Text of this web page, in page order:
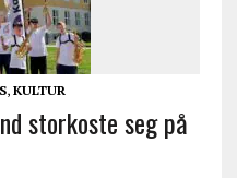
, KULTUR
storkoste seg på